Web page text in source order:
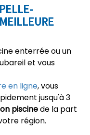
enterrée ou un
et vous
en ligne, vous
jusqu'à 3
piscinede la part
région.